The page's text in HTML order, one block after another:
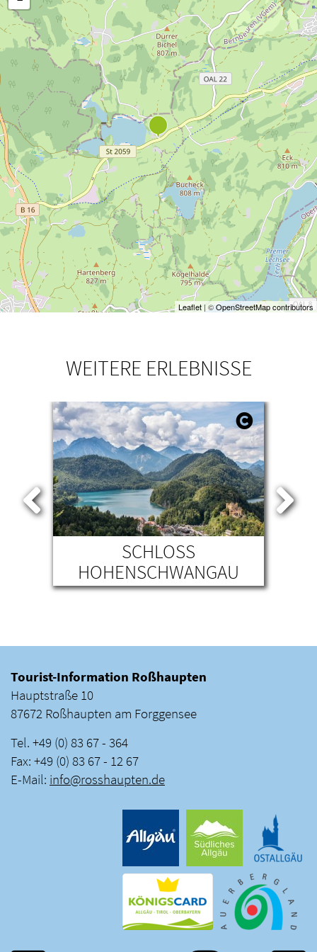
Leaflet | ©OpenStreetMap contributors
WEITERE ERLEBNISSE
SCHLOSS
HOHENSCHWANGAU
SCHWANGAU
Tourist-Information Roßhaupten
Hauptstraße 10
87672 Roßhaupten am Forggensee
Tel. +49 (0) 83 67 - 364
Fax: +49 (0) 83 67 - 12 67
E-Mail: info@rosshaupten.de